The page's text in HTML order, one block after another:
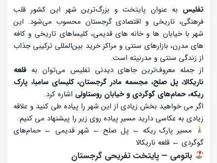
تفلیس به عنوان پایتخت و بزرگ‌ترین شهر این کشور قلب
فرهنگی، تاریخی و اقتصادی گرجستان محسوب می‌شود. این
شهر با خیابان ها و خانه های قدیمی، کلیساهای تاریخی و کافه
های مدرن، بازارهای سنتی و مراکز خرید بین‌المللی ترکیبی جذاب
از زندگی سنتی و مدرنیته است.
از جمله معروف‌ترین جاهای دیدنی تفلیس می‌توان به قلعه
ناریکالا، پل صلح، مجسمه مادر گرجستان، کلیسای سامبا، پارک
ریکه، حمام‌های گوگردی و خیابان روستاولی اشاره کرد.
اگر می خواهید بخش زیادی از این شهر را پیاده طی کنید و علاقه
زیادی به عکاسی دارید مسیر پیاده روی زیر را پیشنهاد می کنیم:
مسیر پارک ریکه ← پل صلح ← شهر قدیمی ← حمام‌های
گوگردی ← قلعه ناریکالا
باتومی — پایتخت تفریحی گرجستان